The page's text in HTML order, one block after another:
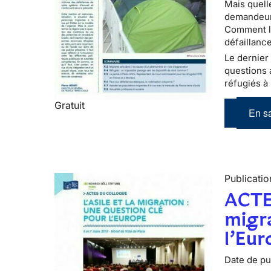
Gratuit
Mais
Comment
Le dernier
questions
réfugiés à
En
Date de